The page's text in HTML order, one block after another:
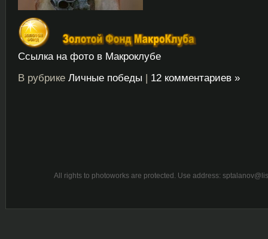
Ссылка на фото в Макроклубе
В рубрике Личные победы | 12 комментариев »
All rights to photoworks are protected. Use address: